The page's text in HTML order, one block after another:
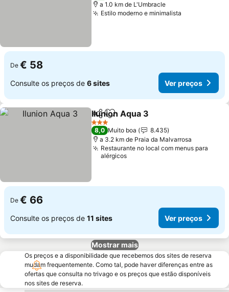
a 1.0 km de L'Umbracle
Estilo moderno e minimalista
De € 58
Consulte os preços de 6 sites Ver preços
PartilharAdicionar aos favoritos
Ilunion Aqua 3
3 Estrelas
8,0 Muito boa
8.435
a 3.2 km de Praia da Malvarrosa
Restaurante no local com menus para
alérgicos
De € 66
Consulte os preços de 11 sites Ver preços
Mostrar mais
Os preços e a disponibilidade que recebemos dos sites de reserva
mudam frequentemente. Como tal, pode haver diferenças entre as
ofertas que consulta no trivago e os preços que estão disponíveis
nos sites de reserva.